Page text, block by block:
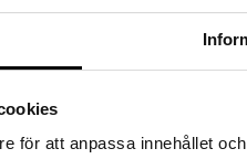
för att anpassa innehållet